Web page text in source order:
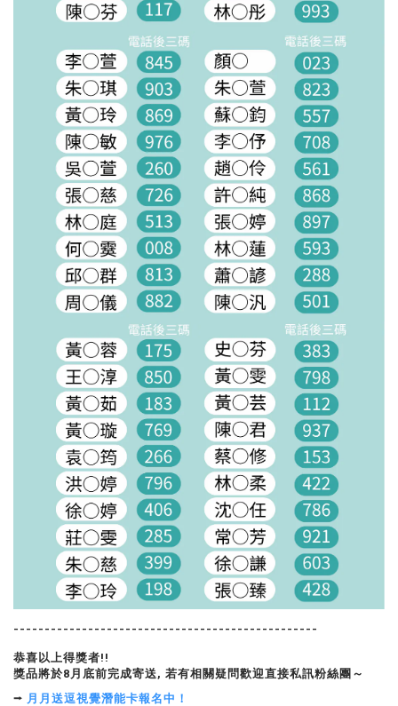
-------------------------------------------------
恭喜以上得獎者!!
獎品將於8月底前完成寄送, 若有相關疑問歡迎直接私訊粉絲團～
⭢ 月月送逗視覺潛能卡報名中！